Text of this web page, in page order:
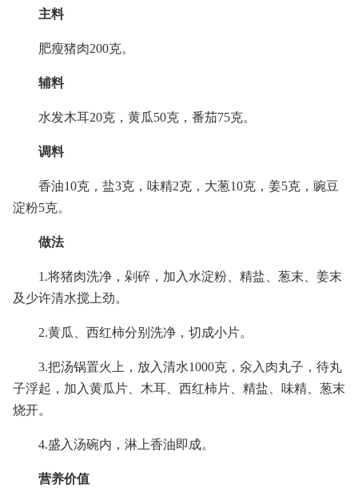
主料
肥瘦猪肉200克。
辅料
水发木耳20克，黄瓜50克，番茄75克。
调料
香油10克，盐3克，味精2克，大葱10克，姜5克，豌豆
淀粉5克。
做法
1.将猪肉洗净，剁碎，加入水淀粉、精盐、葱末、姜末
及少许清水搅上劲。
2.黄瓜、西红柿分别洗净，切成小片。
3.把汤锅置火上，放入清水1000克，氽入肉丸子，待丸
子浮起，加入黄瓜片、木耳、西红柿片、精盐、味精、葱末
烧开。
4.盛入汤碗内，淋上香油即成。
营养价值